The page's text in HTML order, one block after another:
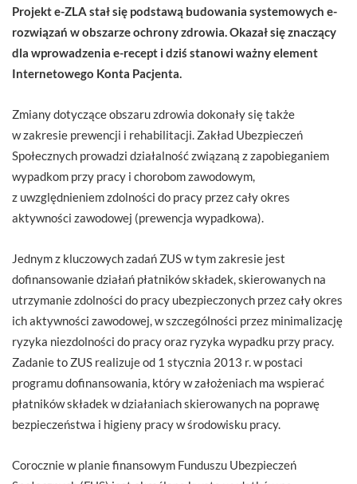
Projekt e-ZLA stał się podstawą budowania systemowych e-
rozwiązań w obszarze ochrony zdrowia. Okazał się znaczący
dla wprowadzenia e-recept i dziś stanowi ważny element
Internetowego Konta Pacjenta.
Zmiany dotyczące obszaru zdrowia dokonały się także
w zakresie prewencji i rehabilitacji. Zakład Ubezpieczeń
Społecznych prowadzi działalność związaną z zapobieganiem
wypadkom przy pracy i chorobom zawodowym,
z uwzględnieniem zdolności do pracy przez cały okres
aktywności zawodowej (prewencja wypadkowa).
Jednym z kluczowych zadań ZUS w tym zakresie jest
dofinansowanie działań płatników składek, skierowanych na
utrzymanie zdolności do pracy ubezpieczonych przez cały okres
ich aktywności zawodowej, w szczególności przez minimalizację
ryzyka niezdolności do pracy oraz ryzyka wypadku przy pracy.
Zadanie to ZUS realizuje od 1 stycznia 2013 r. w postaci
programu dofinansowania, który w założeniach ma wspierać
płatników składek w działaniach skierowanych na poprawę
bezpieczeństwa i higieny pracy w środowisku pracy.
Corocznie w planie finansowym Funduszu Ubezpieczeń